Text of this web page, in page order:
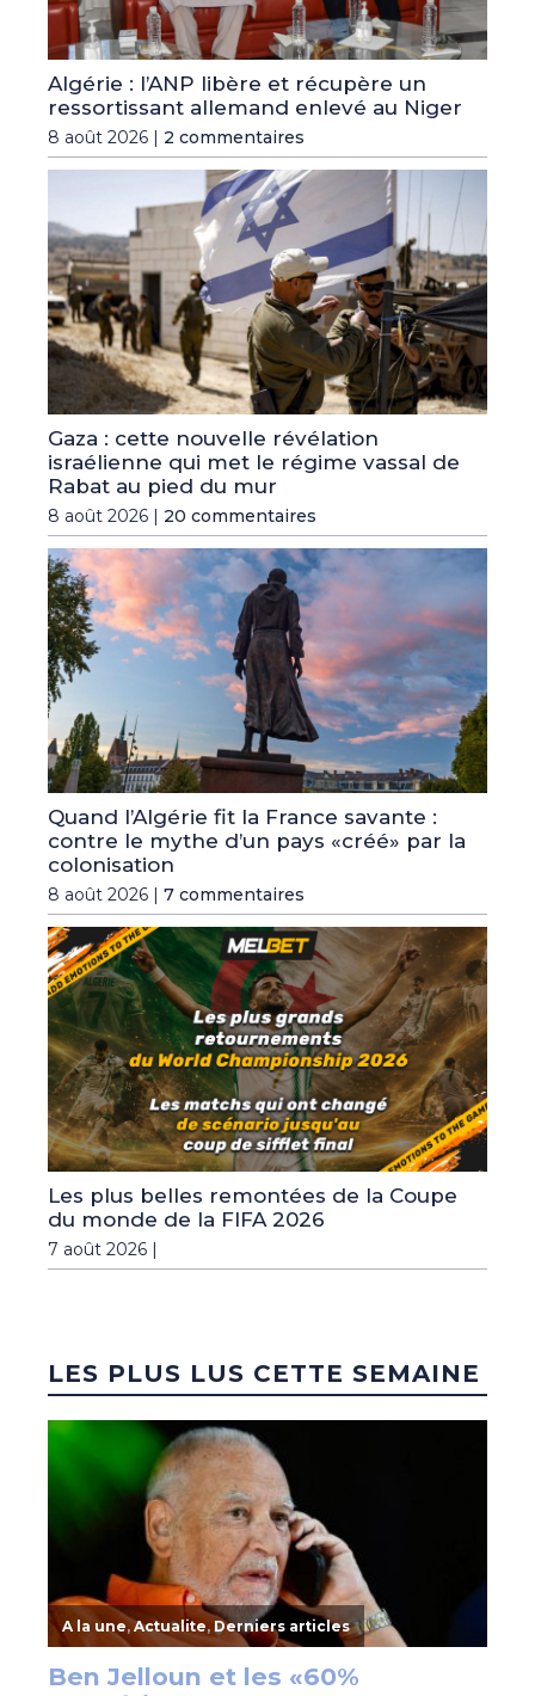
Algérie : l’ANP libère et récupère un
ressortissant allemand enlevé au Niger
8 août 2026 | 2 commentaires
Gaza : cette nouvelle révélation
israélienne qui met le régime vassal de
Rabat au pied du mur
8 août 2026 | 20 commentaires
Quand l’Algérie fit la France savante :
contre le mythe d’un pays «créé» par la
colonisation
8 août 2026 | 7 commentaires
Les plus belles remontées de la Coupe
du monde de la FIFA 2026
7 août 2026 |
LES PLUS LUS CETTE SEMAINE